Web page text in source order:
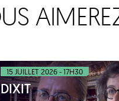
15 JUILLET 2026 - 17H30
DIXIT